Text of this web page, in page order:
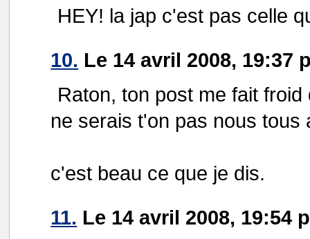
HEY! la jap c'est pas celle
10. Le 14 avril 2008, 19:37
Raton, ton post me fait
ne serais t'on pas nous tous
c'est beau ce que je dis.
11. Le 14 avril 2008, 19:54